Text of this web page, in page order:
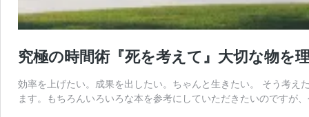
究極の時間術『死を考えて』大切な物を
効率を上げたい。成果を出したい。ちゃんと生きたい。 そう考
ます。もちろんいろいろな本を参考にしていただきたいのですが